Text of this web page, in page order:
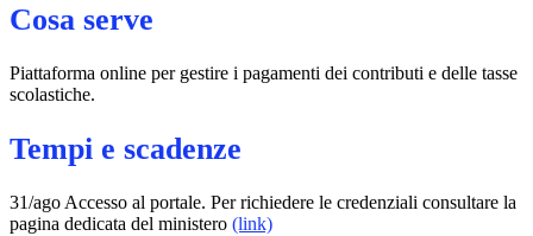
Cosa serve
Piattaforma online per gestire i pagamenti dei contributi e delle tasse
scolastiche.
Tempi e scadenze
31/ago Accesso al portale. Per richiedere le credenziali consultare la
pagina dedicata del ministero (link)